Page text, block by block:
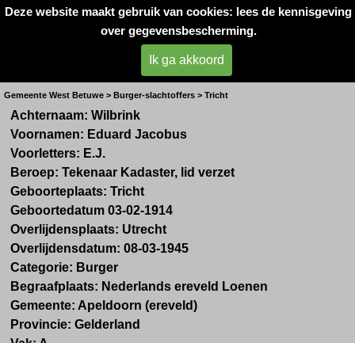
Deze website maakt gebruik van cookies: lees de kennisgeving
over gegevensbescherming.
Ik ga akkoord
Oorlogsslachtoffers
West- Betuwe
Gemeente West Betuwe > Burger-slachtoffers > Tricht
Achternaam: Wilbrink
Voornamen: Eduard Jacobus
Voorletters: E.J.
Beroep: Tekenaar Kadaster, lid verzet
Geboorteplaats: Tricht
Geboortedatum 03-02-1914
Overlijdensplaats: Utrecht
Overlijdensdatum: 08-03-1945
Categorie: Burger
Begraafplaats: Nederlands ereveld Loenen
Gemeente: Apeldoorn (ereveld)
Provincie: Gelderland